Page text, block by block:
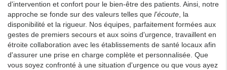
d'intervention et confort pour le bien-être des patients. Ainsi, notre
approche se fonde sur des valeurs telles que l'écoute , la
disponibilité et la rigueur. Nos équipes, parfaitement formées aux
gestes de premiers secours et aux soins d'urgence, travaillent en
étroite collaboration avec les établissements de santé locaux afin
d'assurer une prise en charge complète et personnalisée. Que
vous soyez confronté à une situation d'urgence ou que vous ayez